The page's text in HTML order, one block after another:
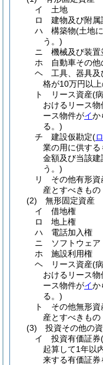
イ
土地
ロ
建物及び附属
ハ
構築物(土地
う。)
ニ
機械及び装
ホ
自動車その
ヘ
工具、器具及
格が10万円以
ト
リース資産(
おけるリース
ース物件がイか
る。)
チ
建設仮勘定(ロ
業の用に供す
金額及び当該
う。)
リ
その他有形
産とすべきもの
(2)
無形固定資産
イ
借地権
ロ
地上権
ハ
電話加入権
ニ
ソフトウェア
ホ
施設利用権
ヘ
リース資産(
おけるリース
ース物件がイか
る。)
ト
その他無形
産とすべきもの
(3)
投資その他の
イ
投資有価証券
起算して1年以
来する有価証券